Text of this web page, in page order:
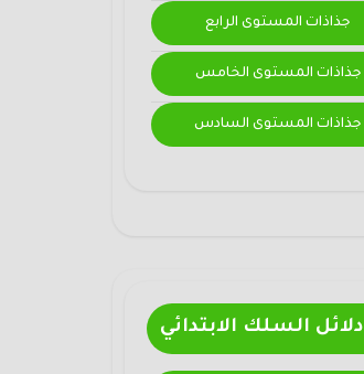
جذاذات المستوى الرابع
جذاذات المستوى الخامس
جذاذات المستوى السادس
دلائل السلك الابتدائي